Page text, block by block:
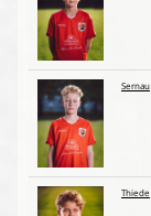
Sernau
Thiede